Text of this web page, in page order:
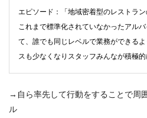
エピソード：「地域密着型のレストラ
これまで標準化されていなかったアル
て、誰でも同じレベルで業務ができる
スも少なくなりスタッフみんなが積極的
→自ら率先して行動をすることで周
ル